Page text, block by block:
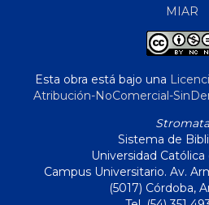
MIAR
Esta obra está bajo una
Atribución-NoComercial-
Stromata
Sistema de
Universidad
Campus Universitario. Av.
(5017) Córdoba,